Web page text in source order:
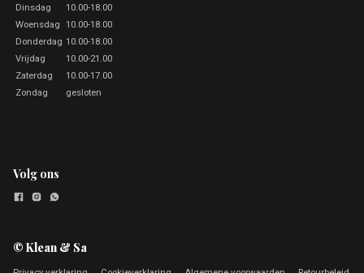
Dinsdag
10.00-18.00
Woensdag 10.00-18.00
Donderdag 10.00-18.00
Vrijdag
10.00-21.00
Zaterdag
10.00-17.00
Zondag
gesloten
Volg ons
© Klean & Sa